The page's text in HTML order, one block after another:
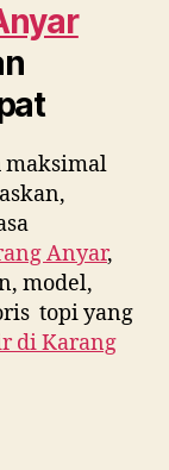
maksimal
Anyar,
model,
topi yang
diKarang